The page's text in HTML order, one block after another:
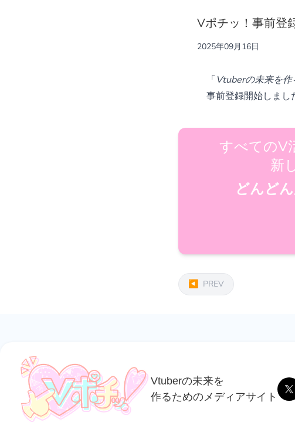
Vポチッ！事前登
2025年09月16日
「Vtuberの未来を
事前登録開始しまし
すべてのV
新
どんど
◀ PREV
Vtuberの未来を
作るためのメディアサイト